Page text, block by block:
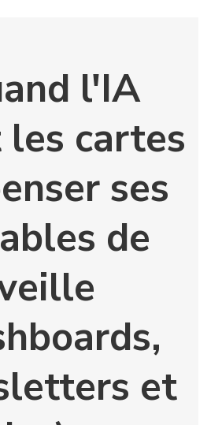
l'IA
cartes
ses
de
et